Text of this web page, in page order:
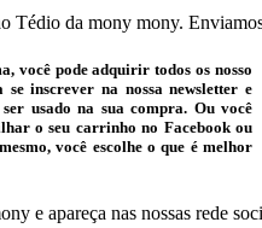
Tédio da mony mony.
você pode adquirir todos os nosso
inscrever na nossa newsletter e
usado na sua compra. Ou você
o seu carrinho no Facebook ou
você escolhe o que é melhor